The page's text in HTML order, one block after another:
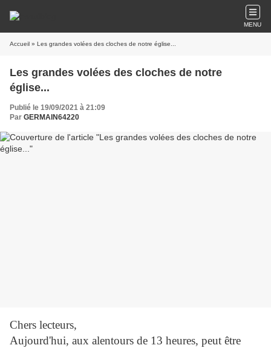
MENU
Accueil » Les grandes volées des cloches de notre église...
Les grandes volées des cloches de notre
église...
Publié le 19/09/2021 à 21:09
Par GERMAIN64220
Chers lecteurs,
Aujourd'hui, aux alentours de 13 heures, peut être